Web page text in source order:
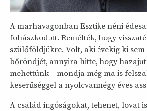
A marhavagonban Esztike néni
fohászkodott. Remélték, hogy
szülőföldjükre. Volt, aki évekig ki sem
bőröndjét, annyira hitte, hogy
mehettünk – mondja még ma is
keserűséggel a nyolcvannégy éves
A család ingóságokat, tehenet, lovat